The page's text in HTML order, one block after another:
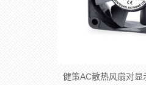
健策AC散热风扇对显